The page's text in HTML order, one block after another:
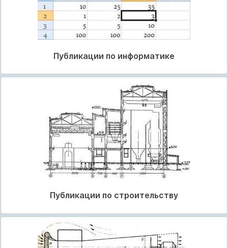
Публикации по информатике
Публикации по строительству